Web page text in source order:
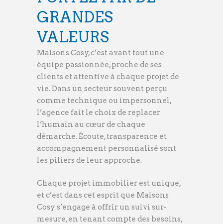
GRANDES
VALEURS
Maisons Cosy, c’est avant tout une
équipe passionnée, proche de ses
clients et attentive à chaque projet de
vie. Dans un secteur souvent perçu
comme technique ou impersonnel,
l’agence fait le choix de replacer
l’humain au cœur de chaque
démarche. Écoute, transparence et
accompagnement personnalisé sont
les piliers de leur approche.
Chaque projet immobilier est unique,
et c’est dans cet esprit que Maisons
Cosy s’engage à offrir un suivi sur-
mesure, en tenant compte des besoins,